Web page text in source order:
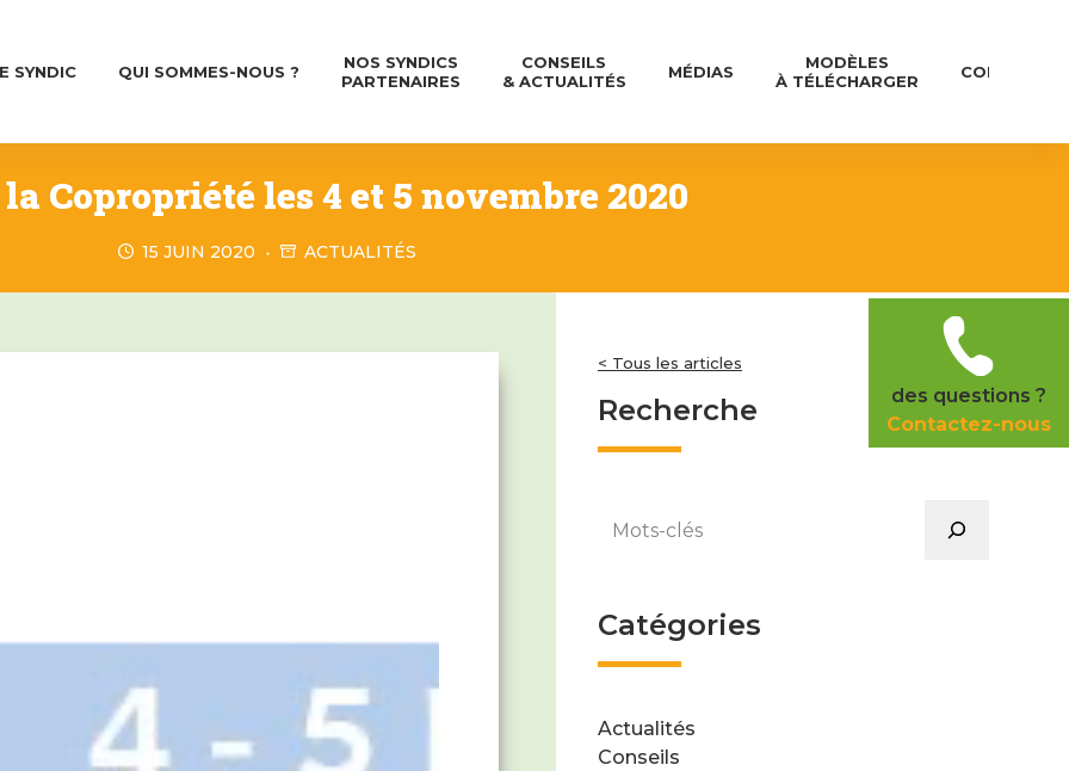
SYNDIC QUI SOMMES-NOUS ?
NOS SYNDICS
PARTENAIRES
CONSEILS
& ACTUALITÉS
MÉDIAS
MODÈLES
À TÉLÉCHARGER
CONTACT
Copropriété les 4 et 5 novembre 2020
15 JUIN 2020 ACTUALITÉS
< Tous les articles
Recherche
Catégories
Actualités
Conseils
des questions ?
Contactez-nous